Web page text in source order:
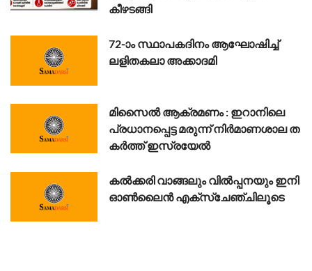
കീഴടങ്ങി
72-ാം സ്ഥാപകദിനം ആഘോഷിച്ച്
ലളിതകലാ അക്കാദമി
മി​സൈ​ൽ ആ​ക്ര​മ​ണം : ഇ​റാ​നി​ലെ
പ്ര​ധാ​ന​പ്പെ​ട്ട മ​രു​ന്ന് നി​ര്‍​മാ​ണ​ശാ​ല ത​
ക​ർ​ത്ത് ഇ​സ്ര​യേ​ൽ
കൽക്കരി വാങ്ങലും വിൽപ്പനയും ഇനി
ഓൺലൈൻ എക്സ്ചേഞ്ചിലൂടെ